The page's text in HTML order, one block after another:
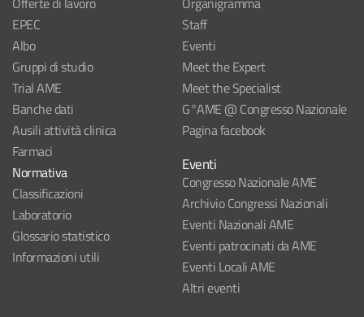
EPEC
Albo
Gruppi di studio
Trial AME
Banche dati
Ausili attività clinica
Farmaci
Normativa
Classificazioni
Laboratorio
Glossario statistico
Informazioni utili
Staff
Eventi
Meet the Expert
Meet the Specialist
G°AME @ Congresso Nazionale
Pagina facebook
Eventi
Congresso Nazionale AME
Archivio Congressi Nazionali
Eventi Nazionali AME
Eventi patrocinati da AME
Eventi Locali AME
Altri eventi